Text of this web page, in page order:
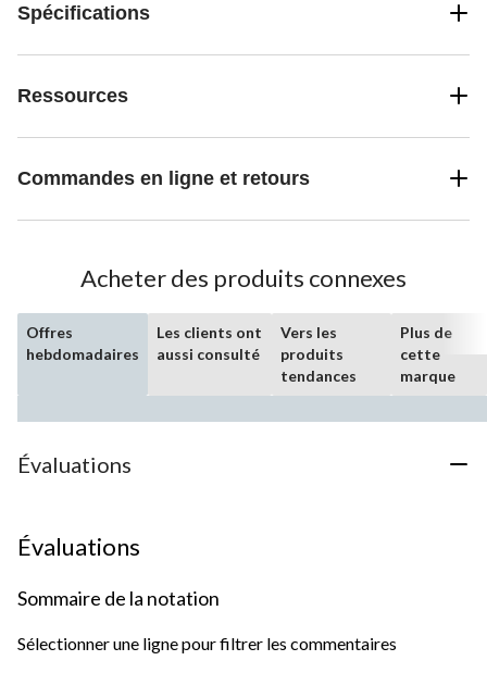
Spécifications
Ressources
Commandes en ligne et retours
Acheter des produits connexes
Offres
hebdomadaires
Les clients ont
aussi consulté
Vers les
produits
tendances
Plus de
cette
marque
Évaluations
Évaluations
Sommaire de la notation
Sélectionner une ligne pour filtrer les commentaires